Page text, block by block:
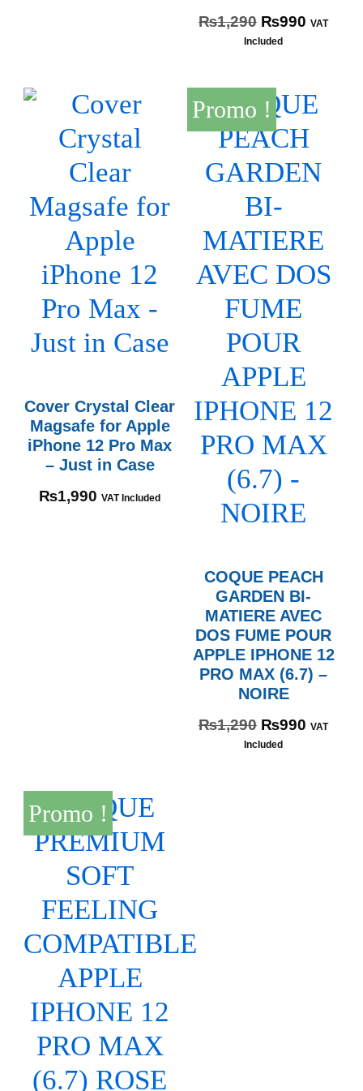
₨1,290 ₨990 VAT
Included
Cover Crystal Clear
Magsafe for Apple
iPhone 12 Pro Max
– Just in Case
₨1,990 VAT Included
Promo !
COQUE PEACH
GARDEN BI-
MATIERE AVEC
DOS FUME POUR
APPLE IPHONE 12
PRO MAX (6.7) –
NOIRE
₨1,290 ₨990 VAT
Included
Promo !